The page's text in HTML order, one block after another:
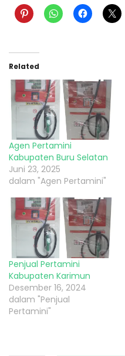
Related
Agen Pertamini
Kabupaten Buru Selatan
Juni 23, 2025
dalam "Agen Pertamini"
Penjual Pertamini
Kabupaten Karimun
Desember 16, 2024
dalam "Penjual
Pertamini"